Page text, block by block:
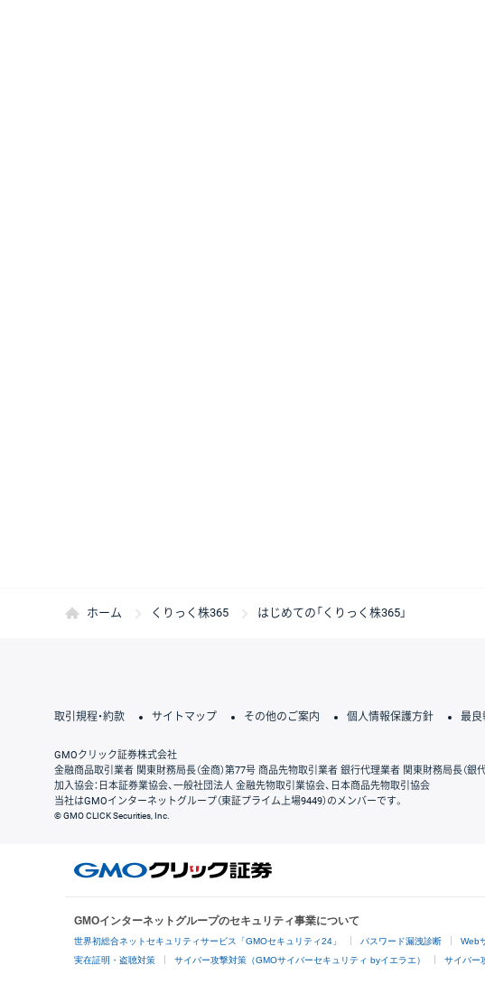
ホーム くりっく株365 はじめての「くりっく株365」
取引規程・約款 サイトマップ その他のご案内 個人情報保護方針 最良
GMOクリック証券株式会社
金融商品取引業者 関東財務局長（金商）第77号 商品先物取引業者 銀行代理業者 関東財務局長（銀
加入協会：日本証券業協会、一般社団法人 金融先物取引業協会、日本商品先物取引協会
当社はGMOインターネットグループ（東証プライム上場9449）のメンバーです。
© GMO CLICK Securities, Inc.
GMOインターネットグループのセキュリティ事業について
世界初総合ネットセキュリティサービス「GMOセキュリティ24」 パスワード漏洩診断 Web
実在証明・盗聴対策 サイバー攻撃対策（GMOサイバーセキュリティ byイエラエ） サイバー